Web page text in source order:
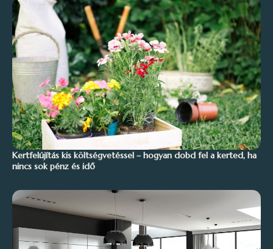
Kertfelújítás kis költségvetéssel – hogyan dobd fel a kerted, ha
nincs sok pénz és idő